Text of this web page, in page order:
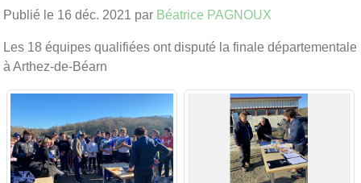
Publié le 16 déc. 2021 par Béatrice PAGNOUX
Les 18 équipes qualifiées ont disputé la finale départementale
à Arthez-de-Béarn